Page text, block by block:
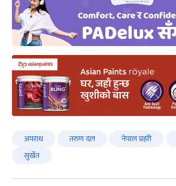
अपराध तरुण दल नेपाल प्रहरी
सुर्खेत